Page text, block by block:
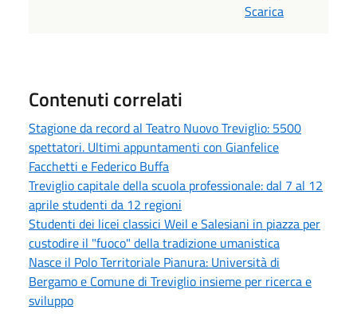
Scarica
Contenuti correlati
Stagione da record al Teatro Nuovo Treviglio: 5500
spettatori. Ultimi appuntamenti con Gianfelice
Facchetti e Federico Buffa
Treviglio capitale della scuola professionale: dal 7 al 12
aprile studenti da 12 regioni
Studenti dei licei classici Weil e Salesiani in piazza per
custodire il "fuoco" della tradizione umanistica
Nasce il Polo Territoriale Pianura: Università di
Bergamo e Comune di Treviglio insieme per ricerca e
sviluppo